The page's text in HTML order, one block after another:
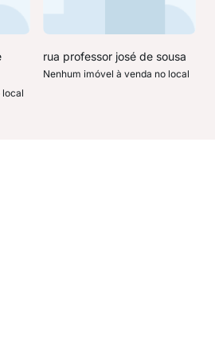
local
rua professor josé de sousa
Nenhum imóvel à venda no local